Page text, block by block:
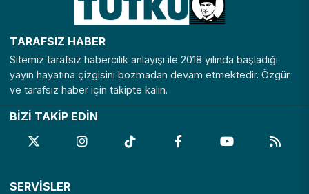
TARAFSIZ HABER
Sitemiz tarafsız habercilik anlayışı ile 2018 yılında başladığı
yayın hayatına çizgisini bozmadan devam etmektedir. Özgür
ve tarafsız haber için takipte kalın.
BİZİ TAKİP EDİN
SERVİSLER